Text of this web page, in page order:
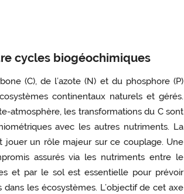
cycles biogéochimiques
(C), de l’azote (N) et du phosphore (P)
continentaux naturels et gérés.
atmosphère, les transformations du C sont
avec les autres nutriments. La
jouer un rôle majeur sur ce couplage. Une
assurés via les nutriments entre le
et par le sol est essentielle pour prévoir
les écosystèmes. L’objectif de cet axe